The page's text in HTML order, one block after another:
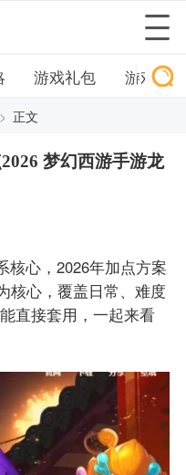
游戏礼包 游戏下
> 正文
梦幻西游手游龙
核心，2026年加点方案
核心，覆盖日常、难度
直接套用，一起来看